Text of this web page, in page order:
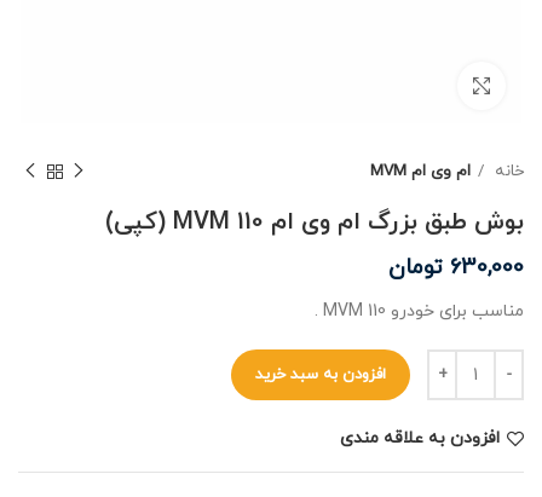
خانه ام وی ام MVM
بوش طبق بزرگ ام وی ام MVM 110 (کپی)
630,000 تومان
مناسب برای خودرو MVM 110 .
افزودن به سبد خرید
افزودن به علاقه مندی